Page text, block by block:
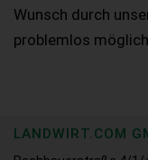
Wunsch durch
problemlos
LANDWIRT.COM